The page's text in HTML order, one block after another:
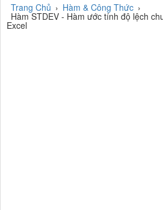
Trang Chủ › Hàm & Công Thức ›
Hàm STDEV - Hàm ước tính độ lệch
Excel